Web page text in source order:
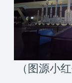
（图源小